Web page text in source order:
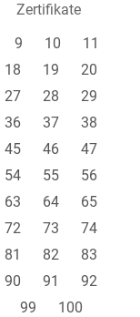
Zertifikate
9 10
11
18 19
20
27 28
29
36 37
38
45 46
47
54 55
56
63 64
65
72 73
74
81 82
83
90 91
92
99
100